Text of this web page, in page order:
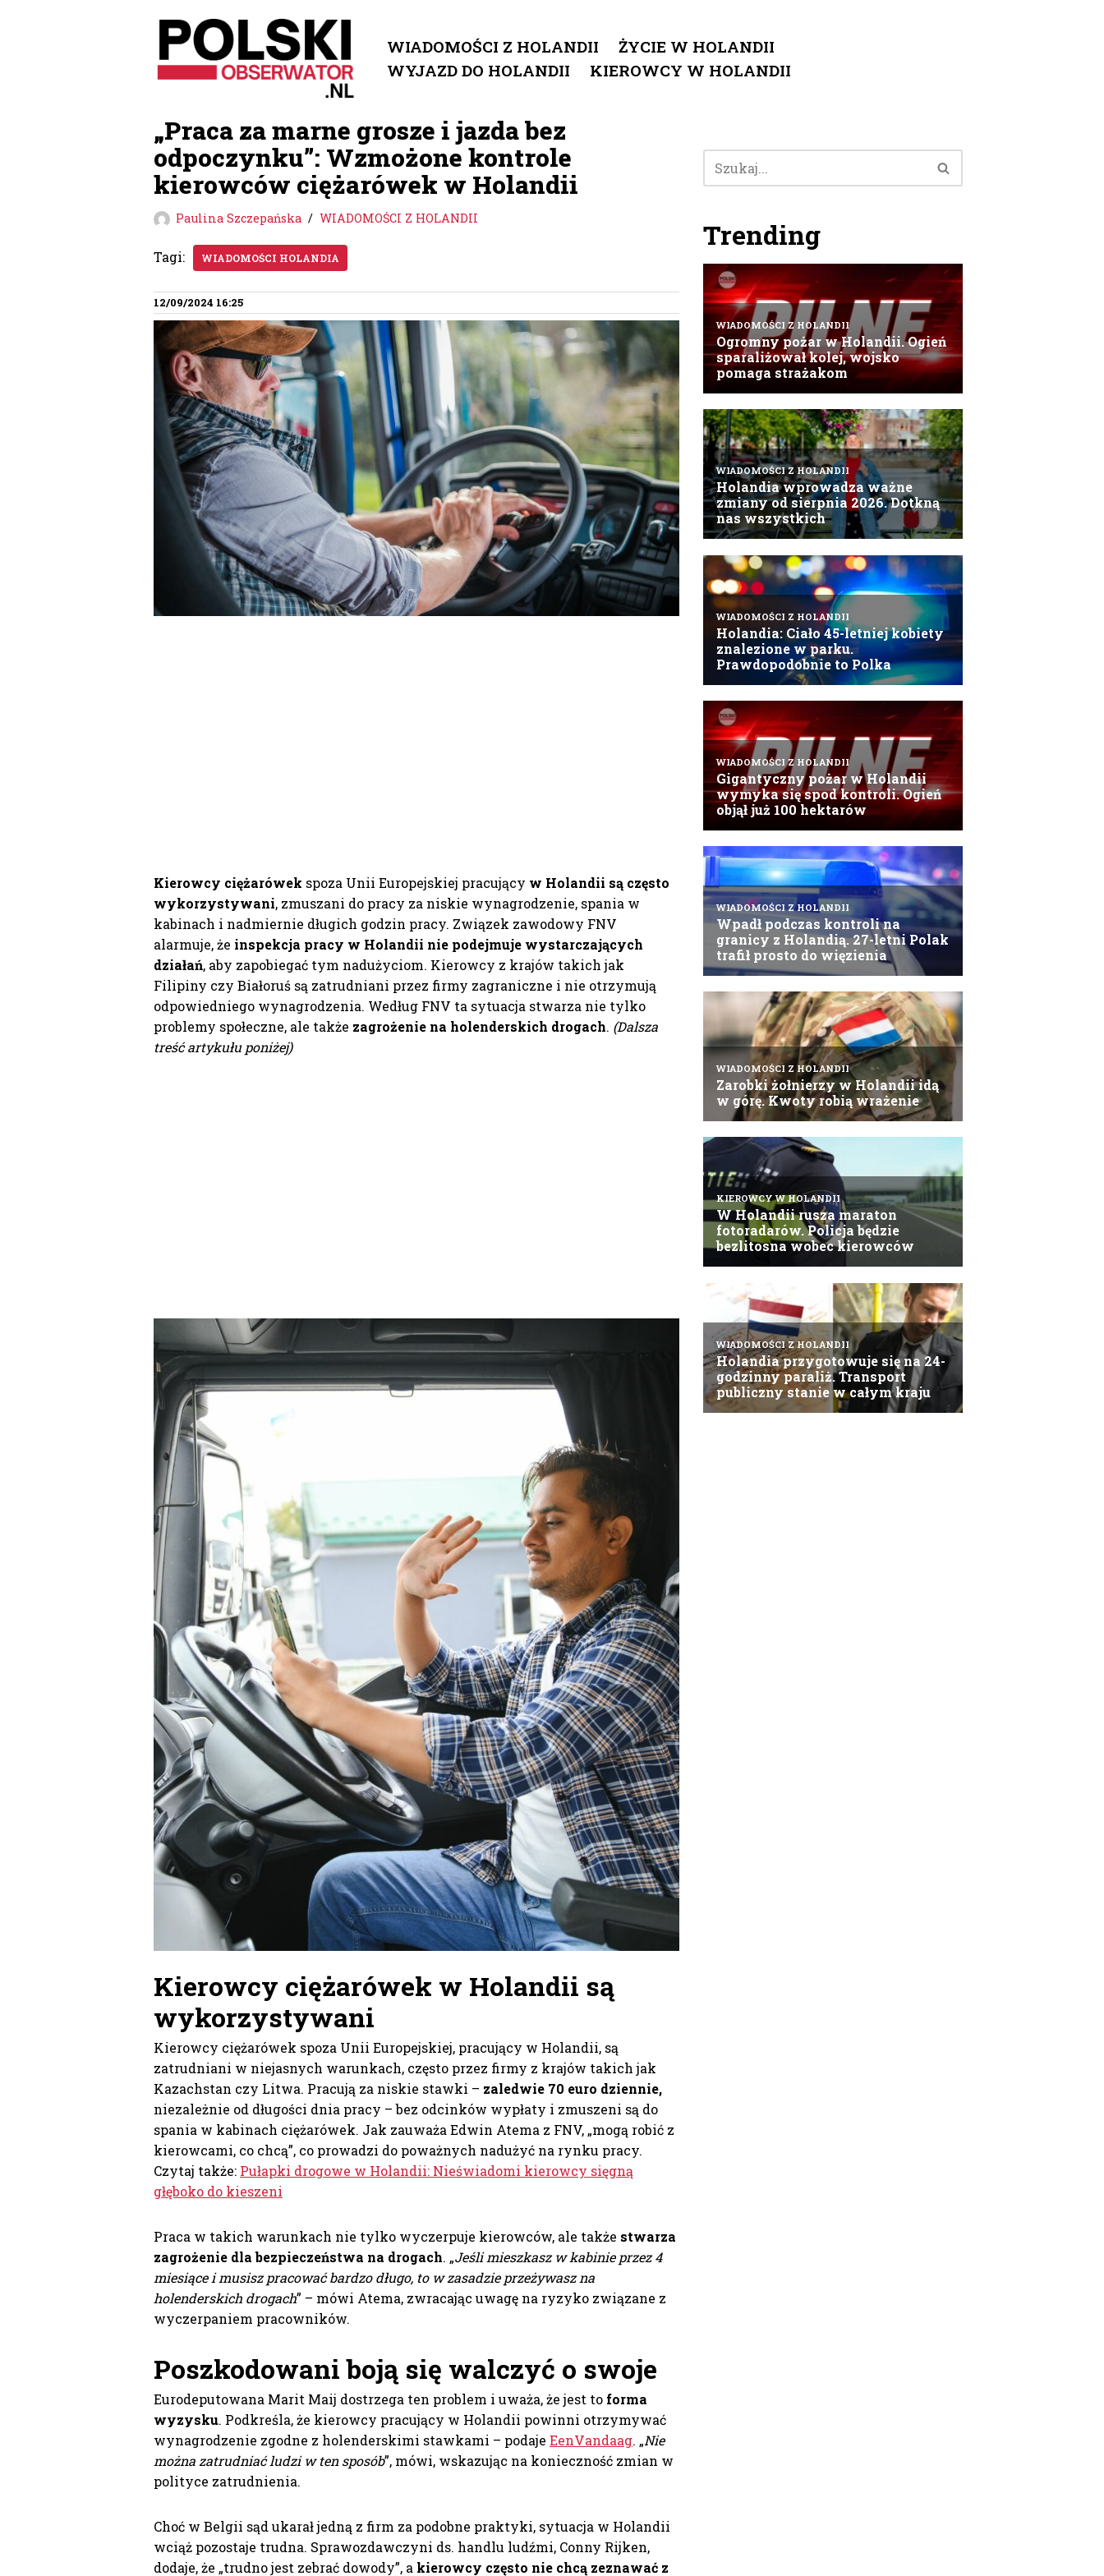
Przejdź
do
WIADOMOŚCI Z HOLANDII
ŻYCIE W HOLANDII
WYJAZD DO HOLANDII
KIEROWCY W HOLANDII
„Praca za marne grosze i jazda bez
odpoczynku”: Wzmożone kontrole
kierowców ciężarówek w Holandii
Paulina Szczepańska WIADOMOŚCI Z HOLANDII
Tagi: WIADOMOŚCI HOLANDIA
12/09/2024 16:25
Kierowcy ciężarówek spoza Unii Europejskiej pracujący w Holandii są często
wykorzystywani, zmuszani do pracy za niskie wynagrodzenie, spania w
kabinach i nadmiernie długich godzin pracy. Związek zawodowy FNV
alarmuje, że inspekcja pracy w Holandii nie podejmuje wystarczających
działań, aby zapobiegać tym nadużyciom. Kierowcy z krajów takich jak
Filipiny czy Białoruś są zatrudniani przez firmy zagraniczne i nie otrzymują
odpowiedniego wynagrodzenia. Według FNV ta sytuacja stwarza nie tylko
problemy społeczne, ale także zagrożenie na holenderskich drogach. (Dalsza
treść artykułu poniżej)
Kierowcy ciężarówek w Holandii są
wykorzystywani
Kierowcy ciężarówek spoza Unii Europejskiej, pracujący w Holandii, są
zatrudniani w niejasnych warunkach, często przez firmy z krajów takich jak
Kazachstan czy Litwa. Pracują za niskie stawki – zaledwie 70 euro dziennie,
niezależnie od długości dnia pracy – bez odcinków wypłaty i zmuszeni są do
spania w kabinach ciężarówek. Jak zauważa Edwin Atema z FNV, „mogą robić z
kierowcami, co chcą”, co prowadzi do poważnych nadużyć na rynku pracy.
Czytaj także: Pułapki drogowe w Holandii: Nieświadomi kierowcy sięgną
głęboko do kieszeni
Praca w takich warunkach nie tylko wyczerpuje kierowców, ale także stwarza
zagrożenie dla bezpieczeństwa na drogach. „Jeśli mieszkasz w kabinie przez 4
miesiące i musisz pracować bardzo długo, to w zasadzie przeżywasz na
holenderskich drogach” – mówi Atema, zwracając uwagę na ryzyko związane z
wyczerpaniem pracowników.
Poszkodowani boją się walczyć o swoje
Eurodeputowana Marit Maij dostrzega ten problem i uważa, że jest to forma
wyzysku. Podkreśla, że kierowcy pracujący w Holandii powinni otrzymywać
wynagrodzenie zgodne z holenderskimi stawkami – podaje EenVandaag. „Nie
można zatrudniać ludzi w ten sposób”, mówi, wskazując na konieczność zmian w
polityce zatrudnienia.
Choć w Belgii sąd ukarał jedną z firm za podobne praktyki, sytuacja w Holandii
wciąż pozostaje trudna. Sprawozdawczyni ds. handlu ludźmi, Conny Rijken,
dodaje, że „trudno jest zebrać dowody”, a kierowcy często nie chcą zeznawać z
Trending